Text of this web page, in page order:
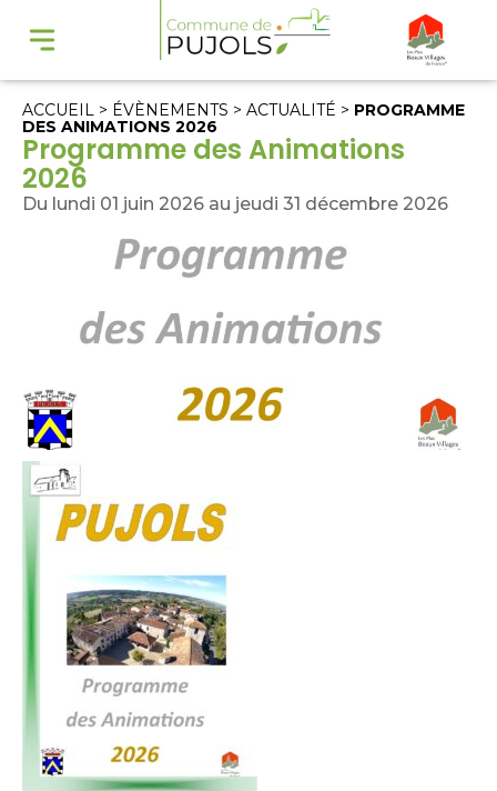
ACCUEIL > ÉVÈNEMENTS > ACTUALITÉ > PROGRAMME
DES ANIMATIONS 2026
Programme des Animations
2026
Du lundi 01 juin 2026 au jeudi 31 décembre 2026